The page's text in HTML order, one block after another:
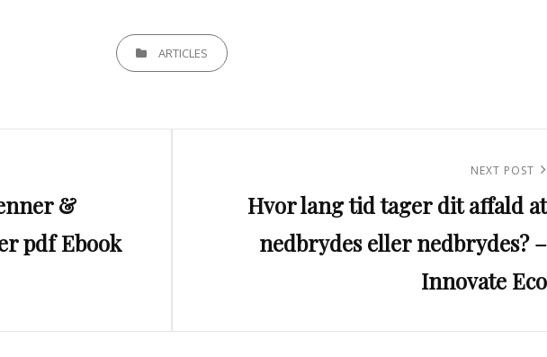
CATEGORIESARTICLES
&
pdf Ebook
NEXT POST
Hvor lang tid tager dit affald at
nedbrydes eller nedbrydes? –
Innovate Eco